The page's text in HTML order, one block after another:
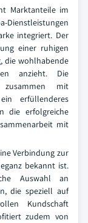
Marktanteile im
Dienstleistungen
integriert. Der
einer ruhigen
die wohlhabende
anzieht. Die
zusammen mit
erfüllenderes
die erfolgreiche
mit
Verbindung zur
bekannt ist.
Auswahl an
die speziell auf
Kundschaft
zudem von